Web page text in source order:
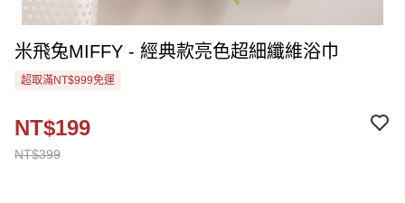
米飛兔MIFFY - 經典款亮色超細纖維浴巾
超取滿NT$999免運
NT$399
NT$199